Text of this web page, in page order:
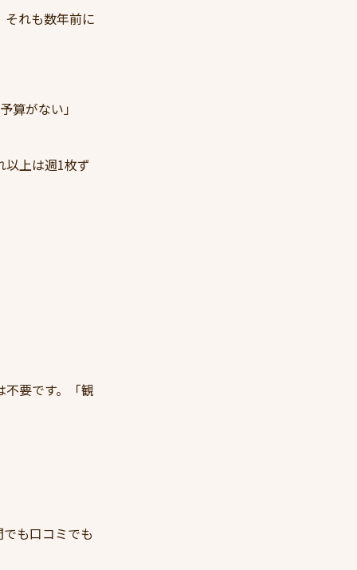
それも数年前に
算がない」
以上は週1枚ず
要です。「観
も口コミでも